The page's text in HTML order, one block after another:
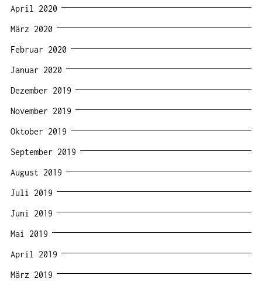
April 2020
März 2020
Februar 2020
Januar 2020
Dezember 2019
November 2019
Oktober 2019
September 2019
August 2019
Juli 2019
Juni 2019
Mai 2019
April 2019
März 2019